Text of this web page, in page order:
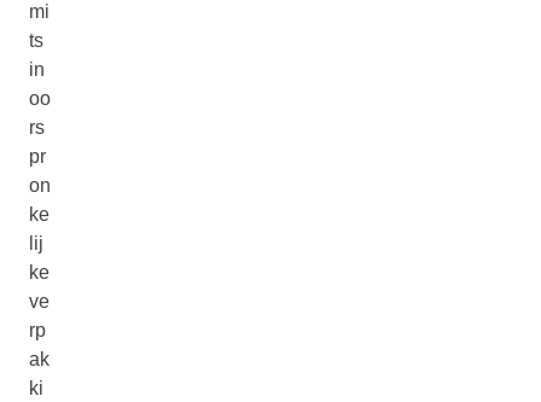
mi
ts
in
oo
rs
pr
on
ke
lij
ke
ve
rp
ak
ki